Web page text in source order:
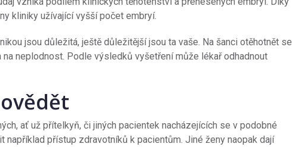
kliniky užívající vyšší počet embryí.
jsou důležitá, ještě důležitější jsou ta vaše. Na šanci otěhotnět se
neplodnost. Podle výsledků vyšetření může lékař odhadnout
ať už přítelkyň, či jiných pacientek nacházejících se v podobné
například přístup zdravotníků k pacientům. Jiné ženy naopak dají